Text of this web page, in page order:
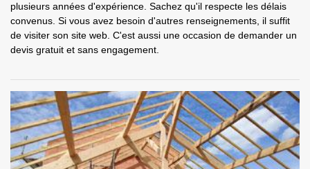
plusieurs années d'expérience. Sachez qu'il respecte les délais
convenus. Si vous avez besoin d'autres renseignements, il suffit
de visiter son site web. C'est aussi une occasion de demander un
devis gratuit et sans engagement.